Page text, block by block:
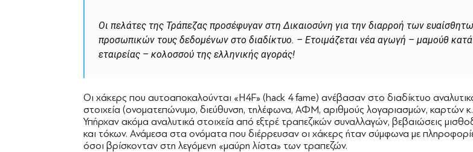
Οι πελάτες της Τράπεζας προσέφυγαν στη Δικαιοσύνη για την διαρροή των
προσωπικών τους δεδομένων στο διαδίκτυο. – Ετοιμάζεται νέα αγωγή – μαµούθ κατά
εταιρείας – κολοσσού της ελληνικής αγοράς!
Οι χάκερς που αυτοαποκαλούνται «H4F» (hack 4 fame) ανέβασαν στο διαδίκτυο
στοιχεία (ονοματεπώνυμο, διεύθυνση, τηλέφωνα, ΑΦΜ, αριθμούς λογαριασμών, καρτών
Υπήρχαν ακόμα αναλυτικά στοιχεία από εξτρέ τραπεζικών συναλλαγών, βεβαιώσεις
και τόκων. Ανάμεσα στα ονόματα που διέρρευσαν οι χάκερς ήταν σύμφωνα με
όσοι βρίσκονταν στη λεγόμενη «μαύρη λίστα» των τραπεζών.